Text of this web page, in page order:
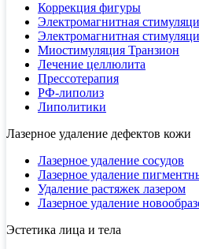
Коррекция фигуры
Электромагнитная
Электромагнитная
Миостимуляция Транзион
Лечение целлюлита
Прессотерапия
РФ-липолиз
Липолитики
Лазерное удаление дефектов кожи
Лазерное удаление сосудов
Лазерное удаление
Удаление растяжек лазером
Лазерное удаление
Эстетика лица и тела